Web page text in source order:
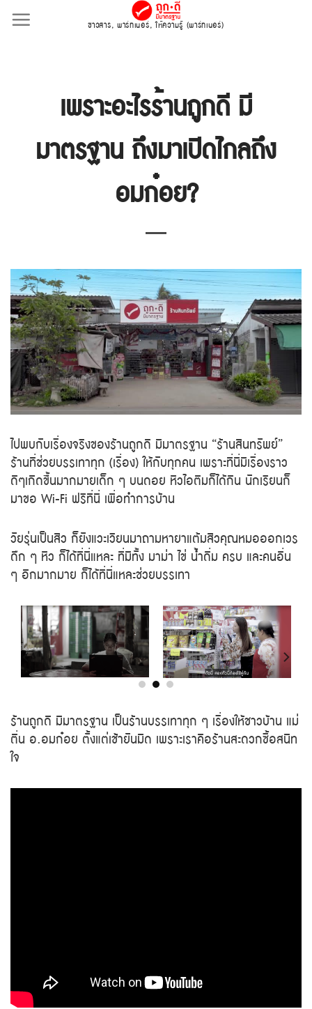
Skip
ข่าวสาร, พาร์ทเนอร์,ให้ความรู้ (พาร์ทเนอร์)
เพราะอะไรร้านถูกดี มี
มาตรฐาน ถึงมาเปิดไกลถึง
อมก๋อย?
ไปพบกับเรื่องจริงของร้านถูกดี มีมาตรฐาน “ร้านสินทรัพย์”
ร้านที่ช่วยบรรเทาทุก (เรื่อง) ให้กับทุกคน เพราะที่นี่มีเรื่องราว
ดีๆเกิดขึ้นมากมายเด็ก ๆ บนดอย หิวไอติมก็ได้กิน นักเรียนก็
มาขอ Wi-Fi ฟรีที่นี่ เพื่อทำการบ้าน
วัยรุ่นเป็นสิว ก็ยังแวะเวียนมาถามหายาแต้มสิวคุณหมอออกเวร
ดึก ๆ หิว ก็ได้ที่นี่แหละ ที่มีทั้ง มาม่า ไข่ น้ำดื่ม ครบ และคนอื่น
ๆ อีกมากมาย ก็ได้ที่นี่แหละช่วยบรรเทา
ร้านถูกดี มีมาตรฐาน เป็นร้านบรรเทาทุก ๆ เรื่องให้ชาวบ้าน แม่
ตื่น อ.อมก๋อย ตั้งแต่เช้ายันมืด เพราะเราคือร้านสะดวกซื้อสนิท
ใจ